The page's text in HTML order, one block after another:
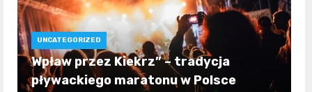
UNCATEGORIZED
Wpław przez Kiekrz” – tradycja
pływackiego maratonu w Polsce